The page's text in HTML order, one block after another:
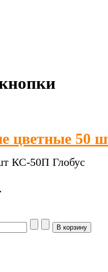
цветные 50
КС-50П Глобус